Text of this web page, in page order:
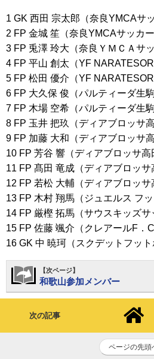
1 GK 西田 宗太郎（奈良YMCAサ
2 FP 金城 笙（奈良YMCAサッカー
3 FP 兎澤 玲大（奈良ＹＭＣＡサ
4 FP 平山 創太（YF
5 FP 松田 優介（YF
6 FP 大久保 俊（パルティーダ生
7 FP 木場 空希（パルティーダ生
8 FP 玉井 把玖（ディアブロッサ
9 FP 加藤 大和（ディアブロッサ
10 FP 芳谷 響（ディアブロッサ高
11 FP 髙田 竜成（ディアブロッサ
12 FP 若松 大輔（ディアブロッサ
13 FP 木村 翔馬（ジュエルス フッ
14 FP 厳樫 拓馬（サウスキッズサ
15 FP 佐藤 颯介（クレアールF．C
16 GK 中 暁珂（スクデットフット
【次ページ】
和歌山参加メンバー
次の記事
ページの先頭